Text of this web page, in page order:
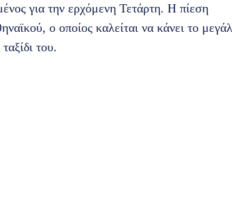
για την ερχόμενη Τετάρτη. Η πίεση
ο οποίος καλείται να κάνει το
του.